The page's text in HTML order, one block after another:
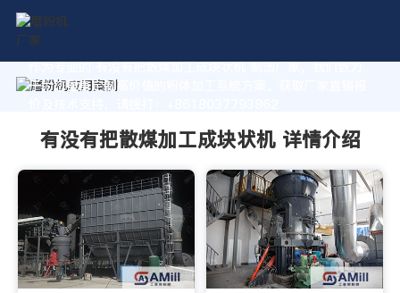
作为专业的 有没有把散煤加工成块状机 制造厂家，我们致力
于为您量身定制高价值的粉体加工系统方案。获取厂家直销报
有没有把散煤加工成块状机 详情介绍